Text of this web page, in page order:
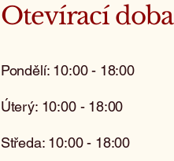
Otevírací doba
Pondělí: 10:00 - 18:00
Úterý: 10:00 - 18:00
Středa: 10:00 - 18:00